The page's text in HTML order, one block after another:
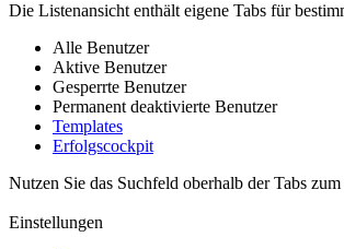
Die Listenansicht enthält eigene Tabs für
Alle Benutzer
Aktive Benutzer
Gesperrte Benutzer
Permanent deaktivierte Benutzer
Templates
Erfolgscockpit
Nutzen Sie das Suchfeld oberhalb der Tabs
Einstellungen